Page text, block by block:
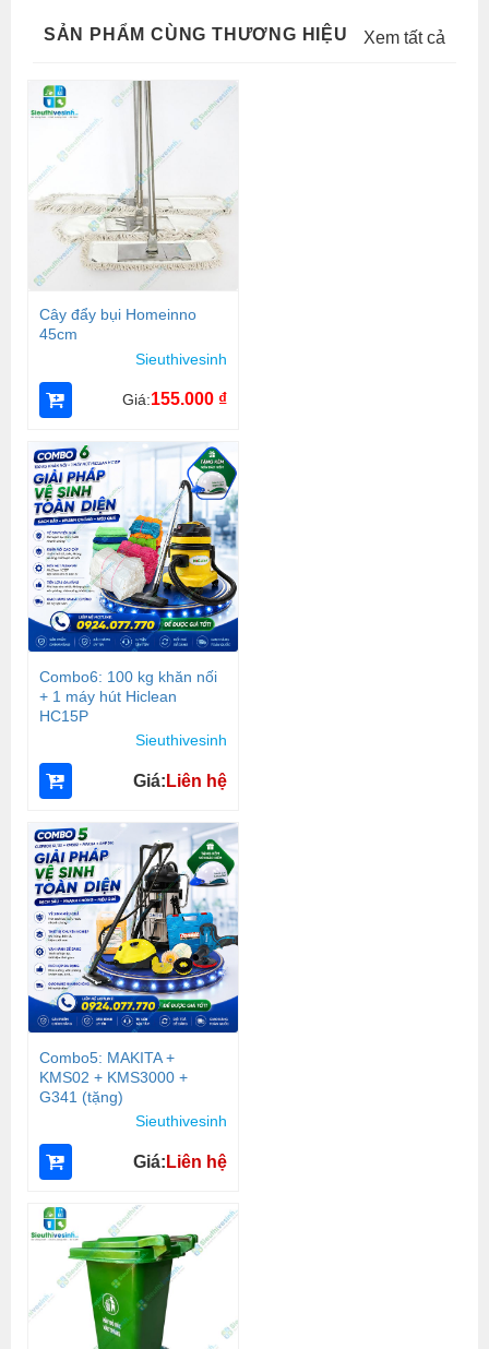
SẢN PHẨM CÙNG THƯƠNG HIỆU Xem tất cả
Cây đẩy bụi Homeinno
45cm
Sieuthivesinh
Giá:155.000 ₫
Combo6: 100 kg khăn nối
+ 1 máy hút Hiclean
HC15P
Sieuthivesinh
Giá: Liên hệ
Combo5: MAKITA +
KMS02 + KMS3000 +
G341 (tặng)
Sieuthivesinh
Giá: Liên hệ